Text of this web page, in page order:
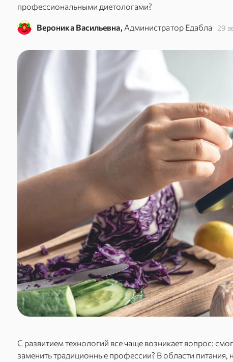
профессиональными диетологами?
Вероника Васильевна, Администратор Едабла 29
С развитием технологий все чаще возникает вопрос:
заменить традиционные профессии? В области